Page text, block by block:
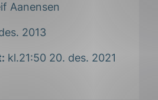
Aanensen
2013
kl.21:50 20. des. 2021